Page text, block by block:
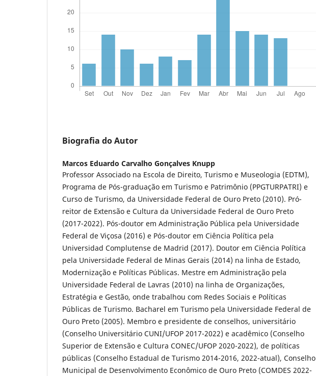
Biografia do Autor
Marcos Eduardo Carvalho Gonçalves Knupp
Professor Associado na Escola de Direito, Turismo e Museologia (EDTM),
Programa de Pós-graduação em Turismo e Patrimônio (PPGTURPATRI) e
Curso de Turismo, da Universidade Federal de Ouro Preto (2010). Pró-
reitor de Extensão e Cultura da Universidade Federal de Ouro Preto
(2017-2022). Pós-doutor em Administração Pública pela Universidade
Federal de Viçosa (2016) e Pós-doutor em Ciência Política pela
Universidad Complutense de Madrid (2017). Doutor em Ciência Política
pela Universidade Federal de Minas Gerais (2014) na linha de Estado,
Modernização e Políticas Públicas. Mestre em Administração pela
Universidade Federal de Lavras (2010) na linha de Organizações,
Estratégia e Gestão, onde trabalhou com Redes Sociais e Políticas
Públicas de Turismo. Bacharel em Turismo pela Universidade Federal de
Ouro Preto (2005). Membro e presidente de conselhos, universitário
(Conselho Universitário CUNI/UFOP 2017-2022) e acadêmico (Conselho
Superior de Extensão e Cultura CONEC/UFOP 2020-2022), de políticas
públicas (Conselho Estadual de Turismo 2014-2016, 2022-atual), Conselho
Municipal de Desenvolvimento Econômico de Ouro Preto (COMDES 2022-